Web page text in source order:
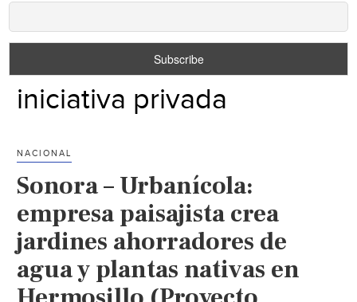
iniciativa privada
NACIONAL
Sonora – Urbanícola:
empresa paisajista crea
jardines ahorradores de
agua y plantas nativas en